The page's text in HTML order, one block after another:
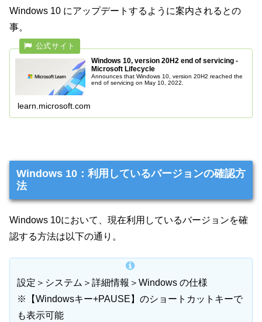
Windows 10 にアップデートするように案内されるとの
事。
Windows 10, version 20H2 end of servicing -
Microsoft Lifecycle
Announces that Windows 10, version 20H2 reached the
end of servicing on May 10, 2022.
learn.microsoft.com
Windows 10：利用しているバージョンの確認方
法
Windows 10において、現在利用しているバージョンを確
認する方法は以下の通り。
設定＞システム＞詳細情報＞Windows の仕様
※【Windowsキー+PAUSE】のショートカットキーで
も表示可能